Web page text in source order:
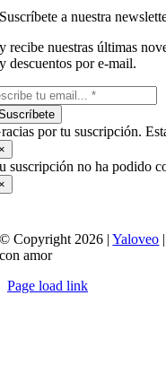
Suscríbete a nuestra
y recibe nuestras últimas
y descuentos por e-mail.
por tu suscripción.
suscripción no ha podido
© Copyright 2026 |Yaloveo
con amor
Page load link